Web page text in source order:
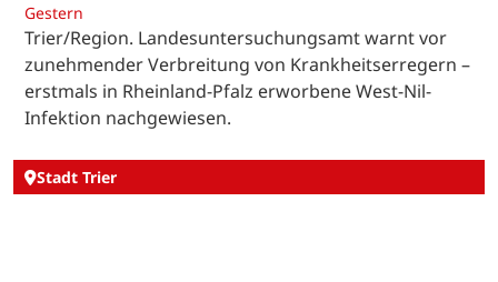
Gestern
Trier/Region. Landesuntersuchungsamt warnt vor
zunehmender Verbreitung von Krankheitserregern –
erstmals in Rheinland-Pfalz erworbene West-Nil-
Infektion nachgewiesen.
Stadt Trier